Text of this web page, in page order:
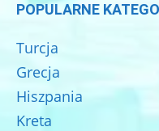
POPULARNE
Turcja
Grecja
Hiszpania
Kreta